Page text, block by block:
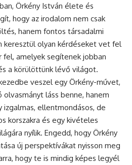
Örkény István élete és
hogy az irodalom nem csak
hanem fontos társadalmi
keresztül olyan kérdéseket vet fel
amelyek segítenek jobban
a körülöttünk lévő világot.
veszel egy Örkény-művet,
olvasmányt láss benne, hanem
izgalmas, ellentmondásos, de
korszakra és egy kivételes
nyílik. Engedd, hogy Örkény
új perspektívákat nyisson meg
hogy te is mindig képes legyél